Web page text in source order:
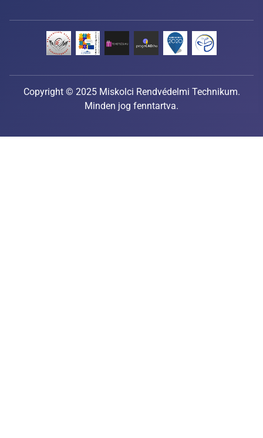
Copyright © 2025 Miskolci Rendvédelmi Technikum.
Minden jog fenntartva.